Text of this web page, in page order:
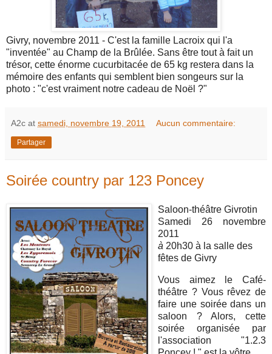
Givry, novembre 2011 - C'est la famille Lacroix qui l'a
"inventée" au Champ de la Brûlée. Sans être tout à fait un
trésor, cette énorme cucurbitacée de 65 kg restera dans la
mémoire des enfants qui semblent bien songeurs sur la
photo : "c'est vraiment notre cadeau de Noël ?"
A2c at samedi, novembre 19, 2011 Aucun commentaire:
Partager
Soirée country par 123 Poncey
Saloon-théâtre Givrotin
Samedi 26 novembre
2011
à 20h30 à la salle des
fêtes de Givry
Vous aimez le Café-
théâtre ? Vous rêvez de
faire une soirée dans un
saloon ? Alors, cette
soirée organisée par
l'association "1.2.3